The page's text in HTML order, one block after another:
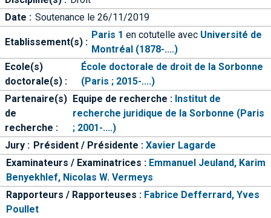
Date : Soutenance le 26/11/2019
Etablissement(s) :
Paris 1 en cotutelle avec Université de
Montréal (1878-....)
Ecole(s)
doctorale(s) :
École doctorale de droit de la Sorbonne
(Paris ; 2015-....)
Partenaire(s)
de
recherche :
Equipe de recherche : Institut de
recherche juridique de la Sorbonne (Paris
; 2001-....)
Jury : Président / Présidente : Xavier Lagarde
Examinateurs / Examinatrices : Emmanuel Jeuland, Karim
Benyekhlef, Nicolas W. Vermeys
Rapporteurs / Rapporteuses : Fabrice Defferrard, Yves
Poullet